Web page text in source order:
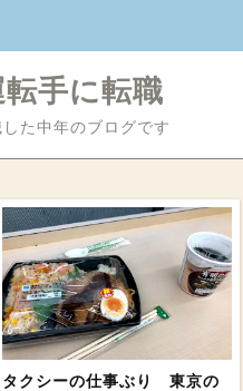
手に転職
た中年のブログです
タクシーの仕事ぶり 東京の